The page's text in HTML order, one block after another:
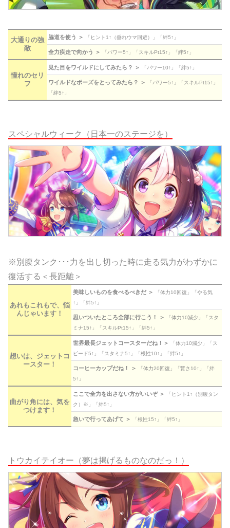
大通りの強
敵
脇道を使う ＞ 「ヒント1↑（垂れウマ回避）」「絆5↑」
全力疾走で向かう ＞ 「パワー5↑」「スキルPt15↑」「絆5↑」
憧れのセリ
フ
見た目をワイルドにしてみたら？ ＞ 「パワー10↑」「絆5↑」
ワイルドなポーズをとってみたら？ ＞
「パワー5↑」「スキルPt15↑」
「絆5↑」
スペシャルウィーク（日本一のステージを）
※別腹タンク･･･力を出し切った時に走る気力がわずかに
復活する＜長距離＞
あれもこれもで、悩
んじゃいます！
美味しいものを食べるべきだ ＞
「体力10回復」「やる気
↑」「絆5↑」
思いついたところ全部に行こう！ ＞
「体力10減少」「スタ
ミナ15↑」「スキルPt15↑」「絆5↑」
想いは、ジェットコ
ースター！
世界最長ジェットコースターだね！＞
「体力10減少」「ス
ピード5↑」「スタミナ5↑」「根性10↑」「絆5↑」
コーヒーカップだね！ ＞
「体力20回復」「賢さ10↑」「絆
5↑」
曲がり角には、気を
つけます！
ここで全力を出さない方がいいぞ ＞
「ヒント1↑（別腹タン
ク）※」「絆5↑」
急いで行ってあげて ＞ 「根性15↑」「絆5↑」
トウカイテイオー（夢は掲げるものなのだっ！）